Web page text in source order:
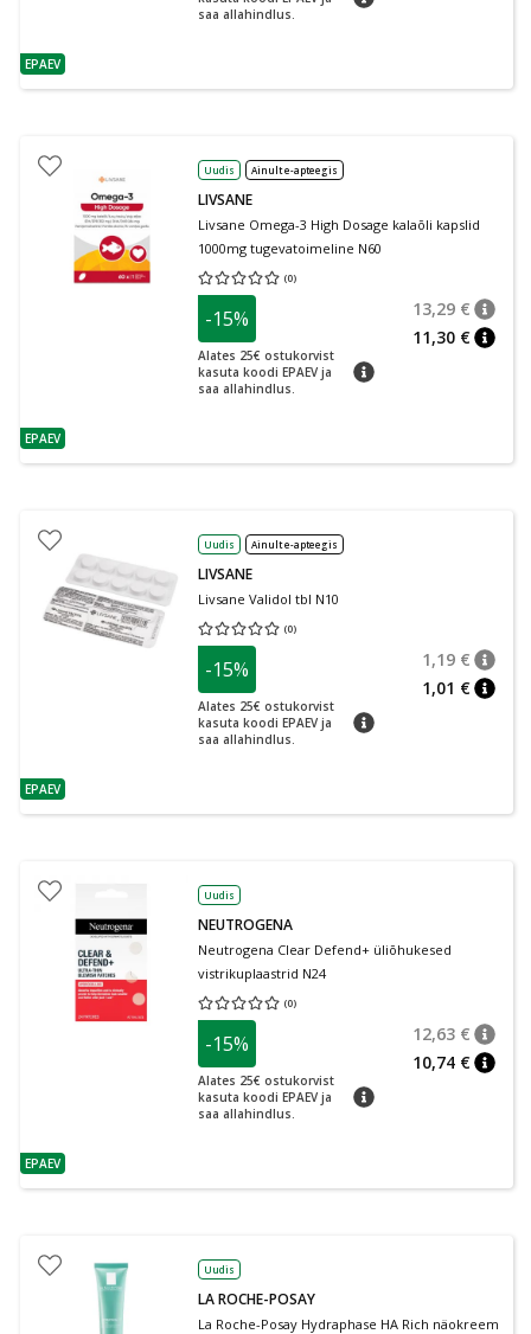
nõuanne
EPAEV
saa allahindlus.
nõuanne
EPAEV
Uudis Ainult e-apteegis
LIVSANE
Livsane Omega-3 High Dosage kalaõli kapslid
1000mg tugevatoimeline N60
(0)
Keskmine hinnang 0.00
-15%
Alates 25€ ostukorvist
kasuta koodi EPAEV ja
saa allahindlus.
nõuanne
13,29 €
11,30 €
nõuanne
EPAEV
Uudis Ainult e-apteegis
LIVSANE
Livsane Validol tbl N10
(0)
Keskmine hinnang 0.00
-15%
Alates 25€ ostukorvist
kasuta koodi EPAEV ja
saa allahindlus.
nõuanne
1,19 €
1,01 €
nõuanne
EPAEV
Uudis
NEUTROGENA
Neutrogena Clear Defend+ üliõhukesed
vistrikuplaastrid N24
(0)
Keskmine hinnang 0.00
-15%
Alates 25€ ostukorvist
kasuta koodi EPAEV ja
saa allahindlus.
nõuanne
12,63 €
10,74 €
Uudis
LA ROCHE-POSAY
La Roche-Posay Hydraphase HA Rich näokreem